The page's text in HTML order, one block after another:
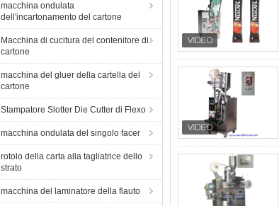
macchina ondulata
dell'incartonamento del cartone
Macchina di cucitura del contenitore di
cartone
macchina del gluer della cartella del
cartone
Stampatore Slotter Die Cutter di Flexo
macchina ondulata del singolo facer
rotolo della carta alla tagliatrice dello
strato
macchina del laminatore della flauto